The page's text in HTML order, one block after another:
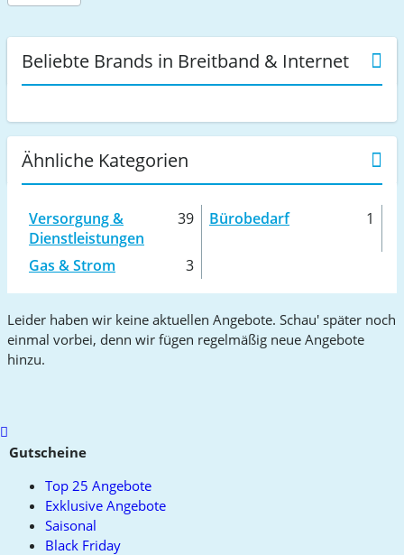
Beliebte Brands in Breitband & Internet
Ähnliche Kategorien
Versorgung &
Dienstleistungen
39 Bürobedarf 1
Gas & Strom 3
Leider haben wir keine aktuellen Angebote. Schau' später noch
einmal vorbei, denn wir fügen regelmäßig neue Angebote
hinzu.
Scroll
toGutscheine
Top 25 Angebote
Exklusive Angebote
Saisonal
Black Friday